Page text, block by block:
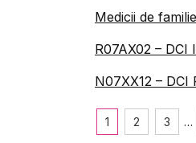
Medicii de
R07AX02 – DCI
N07XX12 – DCI
1 2 3 …